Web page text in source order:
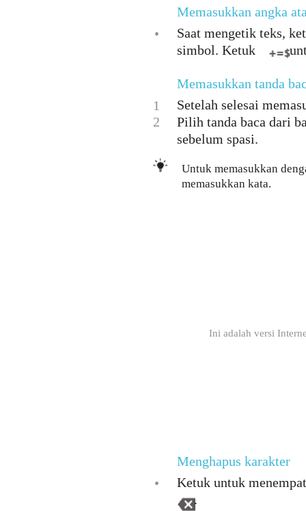
Memasukkan angka
•
Saat mengetik teks,
simbol. Ketuk
Memasukkan tanda
1
Setelah selesai
2
Pilih tanda baca dari
sebelum spasi.
Untuk memasukkan
memasukkan kata.
Ini adalah versi
Menghapus karakter
•
Ketuk untuk
.